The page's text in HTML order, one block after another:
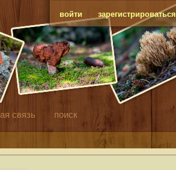
войти зарегистрироваться
связь поиск